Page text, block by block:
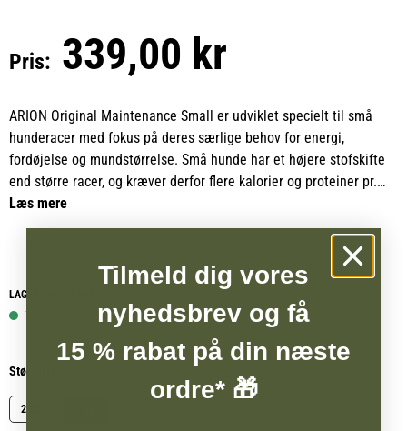
Pris: 339,00 kr
ARION Original Maintenance Small er udviklet specielt til små
hunderacer med fokus på deres særlige behov for energi,
fordøjelse og mundstørrelse. Små hunde har et højere stofskifte
end større racer, og kræver derfor flere kalorier og proteiner pr.
kilo kropsvægt. Foderet indeholder en nøje afbalanceret og
koncentreret mængde næringsstoffer, der dækker hundens høje
Dette monoproteinprodukt er baseret udelukkende på kylling som
animalsk proteinkilde, hvilket gør det mere allergivenligt end
foder, der indeholder flere forskellige proteinkilder. Den rene
proteinkilde mindsker risikoen for kløe, hudirritation og allergiske
reaktioner, samtidig med at den støtter en sund hud og pels.
ARION Original Maintenance Small er et fuldfoder, der dækker alle
Læs mere
LAGERSTATUS WEBSHOP
7 på lager
Størrelse
2 kg
Tilmeld dig vores
nyhedsbrev og få
15 % rabat på din næste
ordre* 🎁